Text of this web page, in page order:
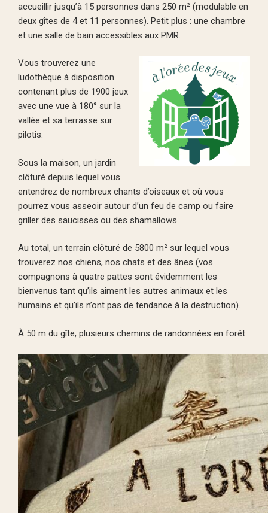
accueillir jusqu’à 15 personnes dans 250 m² (modulable en
deux gîtes de 4 et 11 personnes). Petit plus : une chambre
et une salle de bain accessibles aux PMR.
Vous trouverez une
ludothèque à disposition
contenant plus de 1900 jeux
avec une vue à 180° sur la
vallée et sa terrasse sur
pilotis.
Sous la maison, un jardin
clôturé depuis lequel vous
entendrez de nombreux chants d’oiseaux et où vous
pourrez vous asseoir autour d’un feu de camp ou faire
griller des saucisses ou des shamallows.
Au total, un terrain clôturé de 5800 m² sur lequel vous
trouverez nos chiens, nos chats et des ânes (vos
compagnons à quatre pattes sont évidemment les
bienvenus tant qu’ils aiment les autres animaux et les
humains et qu’ils n’ont pas de tendance à la destruction).
À 50 m du gîte, plusieurs chemins de randonnées en forêt.